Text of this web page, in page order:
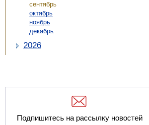
сентябрь
октябрь
ноябрь
декабрь
2026
Подпишитесь на рассылку новостей